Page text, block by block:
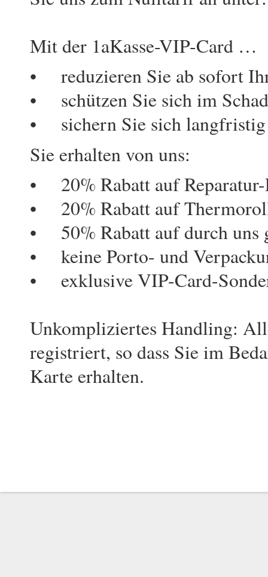
Mit der 1aKasse-VIP-Card …
• reduzieren Sie ab sofort
• schützen Sie sich im
• sichern Sie sich langfristig
Sie erhalten von uns:
• 20% Rabatt auf Reparatur-
• 20% Rabatt auf
• 50% Rabatt auf durch uns
• keine Porto- und
• exklusive VIP-Card-
Unkompliziertes Handling:
registriert, so dass Sie im
Karte erhalten.